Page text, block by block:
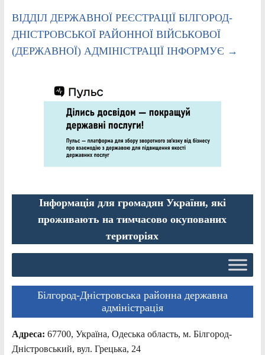
ВІДДІЛ ДЕРЖАВНОЇ РЕЄСТРАЦІЇ БІЛГОРОД-
ДНІСТРОВСЬКОЇ РАЙОННОЇ ВІЙСЬКОВОЇ
(ДЕРЖАВНОЇ) АДМІНІСТРАЦІЇ ІНФОРМУЄ →
Інформація для громадян України, які
проживають на тимчасово окупованих
територіях
Білгород-Дністровська районна державна
адміністрація
Адреса: 67700, Україна, Одеська область, м. Білгород-
Дністровський, вул. Грецька, 24